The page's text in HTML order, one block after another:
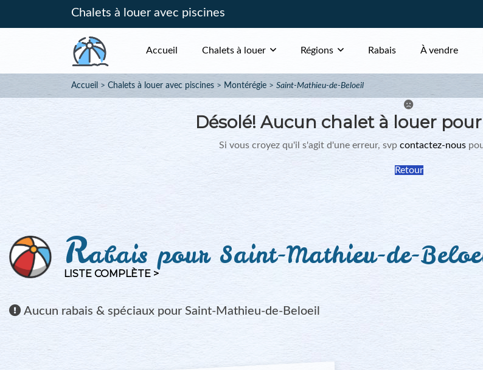
Chalets à louer avec piscines
Accueil Chalets à louer Régions Rabais À vendre
Accueil Chalets à louer avec piscines Montérégie Saint-Mathieu-de-Beloeil
Désolé! Aucun chalet à louer
Si vous croyez qu'il s'agit d'une erreur, svp contactez-nous
Retour
Rabais pour Saint-Mathieu-de-
LISTE COMPLÈTE >
Aucun rabais & spéciaux pour Saint-Mathieu-de-Beloeil